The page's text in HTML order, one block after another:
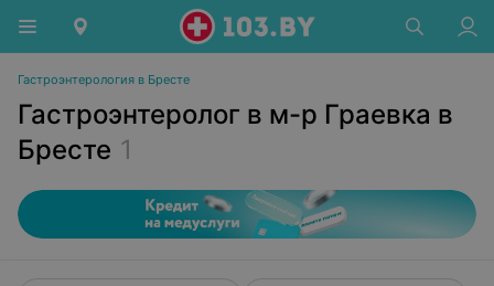
Гастроэнтерология в Бресте
Гастроэнтеролог в м-р Граевка в
Бресте 1